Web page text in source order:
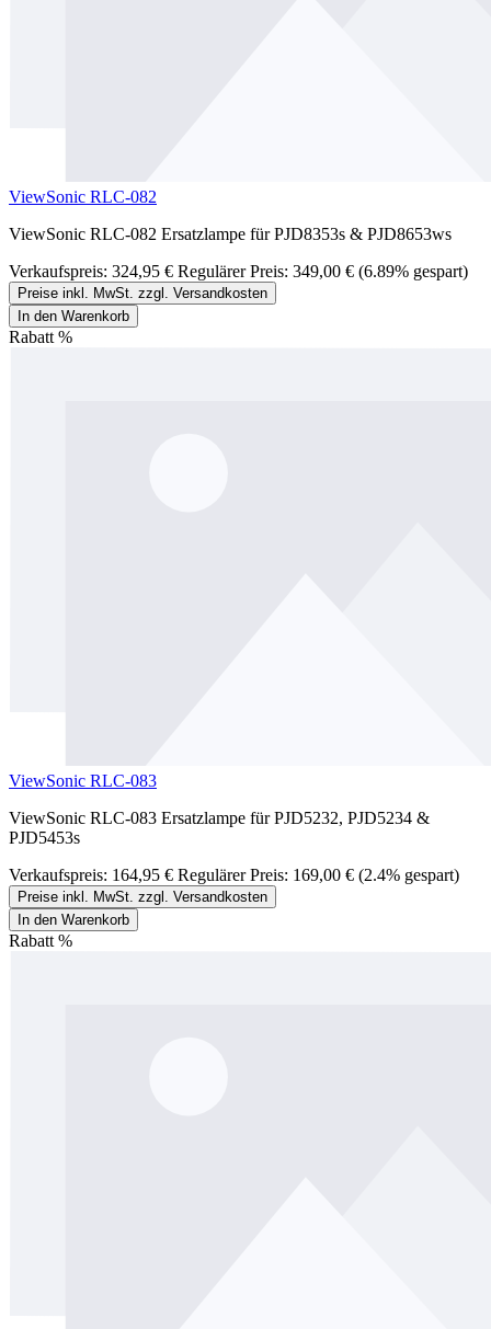
ViewSonic RLC-082
ViewSonic RLC-082 Ersatzlampe für PJD8353s & PJD8653ws
Verkaufspreis: 324,95 € Regulärer Preis: 349,00 € (6.89% gespart)
Preise inkl. MwSt. zzgl. Versandkosten
In den Warenkorb
Rabatt %
ViewSonic RLC-083
ViewSonic RLC-083 Ersatzlampe für PJD5232, PJD5234 &
PJD5453s
Verkaufspreis: 164,95 € Regulärer Preis: 169,00 € (2.4% gespart)
Preise inkl. MwSt. zzgl. Versandkosten
In den Warenkorb
Rabatt %